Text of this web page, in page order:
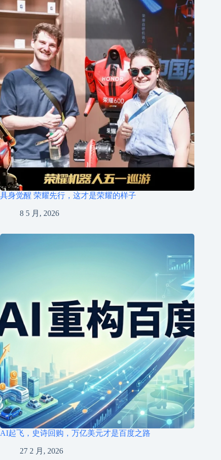
具身觉醒 荣耀先行，这才是荣耀的样子
8 5 月, 2026
AI起飞，史诗回购，万亿美元才是百度之路
27 2 月, 2026